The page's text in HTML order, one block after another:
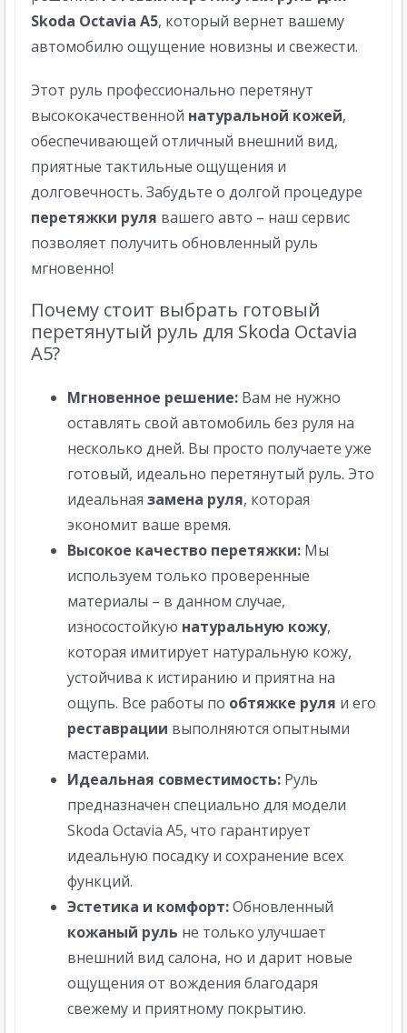
Skoda Octavia A5, который вернет вашему
автомобилю ощущение новизны и свежести.
Этот руль профессионально перетянут
высококачественной натуральной кожей,
обеспечивающей отличный внешний вид,
приятные тактильные ощущения и
долговечность. Забудьте о долгой процедуре
перетяжки руля вашего авто – наш сервис
позволяет получить обновленный руль
мгновенно!
Почему стоит выбрать готовый
перетянутый руль для Skoda Octavia
A5?
Мгновенное решение:Вам не нужно
оставлять свой автомобиль без руля на
несколько дней. Вы просто получаете уже
готовый, идеально перетянутый руль. Это
идеальная замена руля, которая
экономит ваше время.
Высокое качество перетяжки:Мы
используем только проверенные
материалы – в данном случае,
износостойкую натуральную кожу,
которая имитирует натуральную кожу,
устойчива к истиранию и приятна на
ощупь. Все работы по обтяжке руля и его
реставрации выполняются опытными
мастерами.
Идеальная совместимость:Руль
предназначен специально для модели
Skoda Octavia A5, что гарантирует
идеальную посадку и сохранение всех
функций.
Эстетика и комфорт:Обновленный
кожаный руль не только улучшает
внешний вид салона, но и дарит новые
ощущения от вождения благодаря
свежему и приятному покрытию.